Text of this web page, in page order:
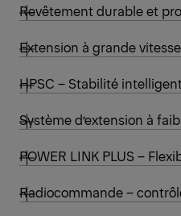
Revêtement durable et
Extension à grande
HPSC – Stabilité
Système d’extension à
POWER LINK PLUS –
Radiocommande –